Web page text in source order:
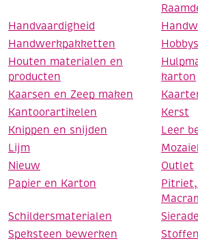
Handvaardigheid
Handwerkpakketten
Houten materialen en
producten
karton
Kaarsen en Zeep maken
Kantoorartikelen
Kerst
Knippen en snijden
Leer
Lijm
Nieuw
Outlet
Papier en Karton
Pitriet,
Schildersmaterialen
Speksteen bewerken
Stoffen